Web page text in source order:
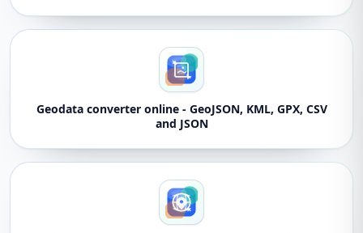
Geodata converter online - GeoJSON, KML, GPX, CSV
and JSON